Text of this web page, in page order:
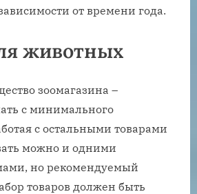
от времени года.
животных
зоомагазина –
с минимального
с остальными товарами
можно и одними
но рекомендуемый
товаров должен быть